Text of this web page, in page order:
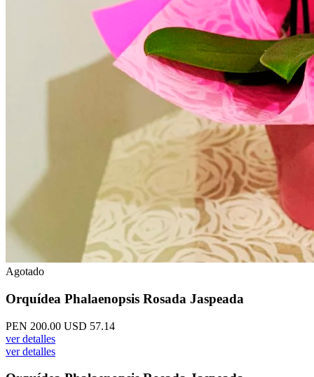
Agotado
Orquídea Phalaenopsis Rosada Jaspeada
PEN 200.00 USD 57.14
ver detalles
ver detalles